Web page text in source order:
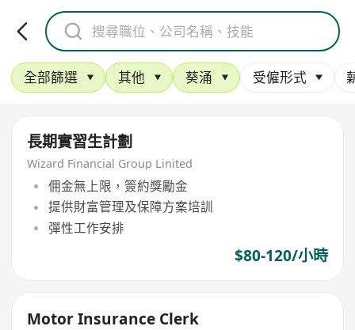
全部篩選 其他 葵涌 受僱形式
長期實習生計劃
Wizard Financial Group Linited
佣金無上限，簽約獎勵金
提供財富管理及保障方案培訓
彈性工作安排
$80-120/小時
Motor Insurance Clerk